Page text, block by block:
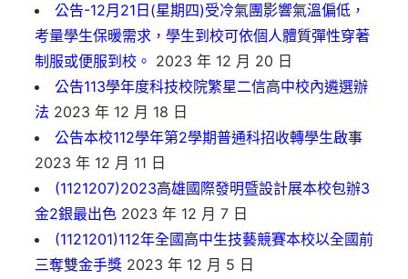
公告-12月21日(星期四)受冷氣團影響氣溫偏低，
考量學生保暖需求，學生到校可依個人體質彈性穿著
制服或便服到校。 2023 年 12 月 20 日
公告113學年度科技校院繁星二信高中校內遴選辦
法 2023 年 12 月 18 日
公告本校112學年第2學期普通科招收轉學生啟事
2023 年 12 月 11 日
(1121207)2023高雄國際發明暨設計展本校包辦3
金2銀最出色 2023 年 12 月 7 日
(1121201)112年全國高中生技藝競賽本校以全國前
三奪雙金手獎 2023 年 12 月 5 日